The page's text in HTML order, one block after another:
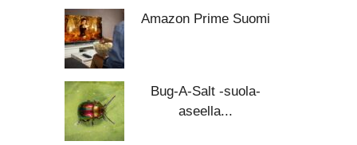
Amazon Prime Suomi
Bug-A-Salt -suola-
aseella...